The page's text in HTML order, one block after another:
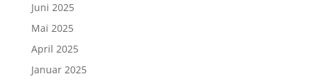
Juni 2025
Mai 2025
April 2025
Januar 2025